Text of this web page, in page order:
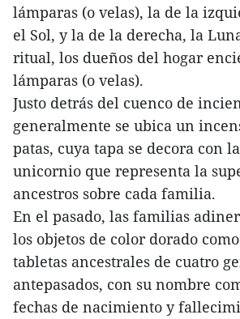
lámparas (o velas), la de la
el Sol, y la de la derecha, la
ritual, los dueños del hogar
lámparas (o velas).
Justo detrás del cuenco de
generalmente se ubica un
patas, cuya tapa se decora con
unicornio que representa la
ancestros sobre cada familia.
En el pasado, las familias
los objetos de color dorado
tabletas ancestrales de cuatro
antepasados, con su nombre
fechas de nacimiento y